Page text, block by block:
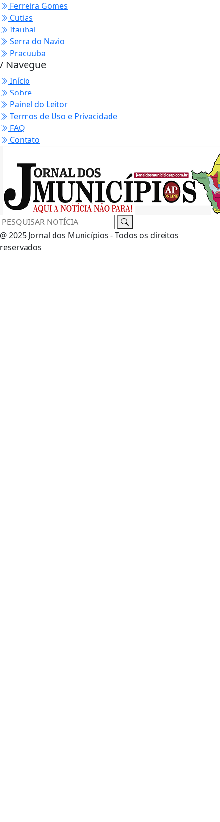
Ferreira Gomes
Cutias
Itaubal
Serra do Navio
Pracuuba
/ Navegue
Início
Sobre
Painel do Leitor
Termos de Uso e Privacidade
FAQ
Contato
@ 2025 Jornal dos Municípios - Todos os direitos
reservados